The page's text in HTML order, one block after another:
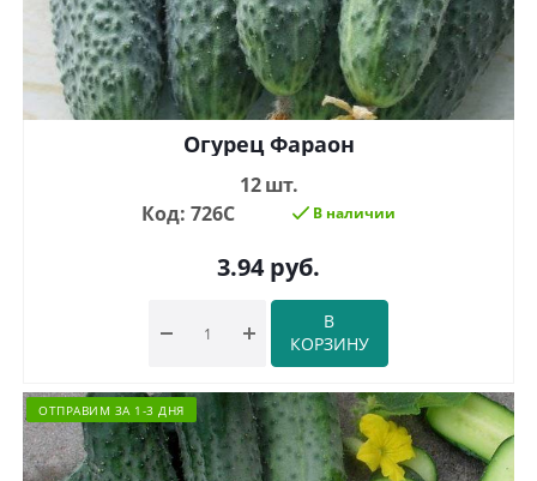
Огурец Фараон
12 шт.
Код: 726С
В наличии
3.94руб.
В
КОРЗИНУ
ОТПРАВИМ ЗА 1-3 ДНЯ